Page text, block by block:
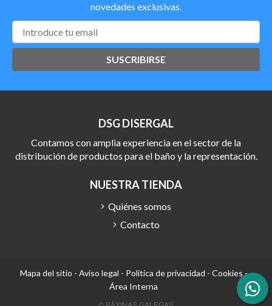
novedades exclusivas.
SUSCRIBIRSE
DSG DISERGAL
Contamos con amplia experiencia en el sector de la
distribución de productos para el baño y la representación.
NUESTRA TIENDA
Quiénes somos
Contacto
Mapa del sitio - Aviso legal - Política de privacidad - Cookies-
Área Interna